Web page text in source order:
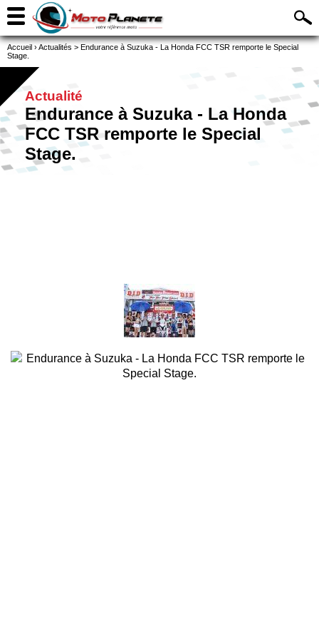
Accueil ›Actualités > Endurance à Suzuka - La Honda FCC TSR remporte le Special
Stage.
Actualité
Endurance à Suzuka - La Honda
FCC TSR remporte le Special
Stage.